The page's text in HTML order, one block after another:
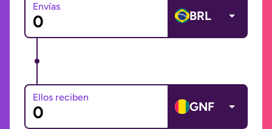
Envías
BRL
Ellos reciben
GNF